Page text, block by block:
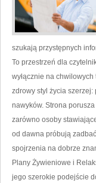
szukają przystępnych
To przestrzeń dla
wyłącznie na
zdrowy styl życia
nawyków. Strona
zarówno osoby
od dawna próbują
spojrzenia na dobrze
Plany Żywieniowe i
jego szerokie podejście